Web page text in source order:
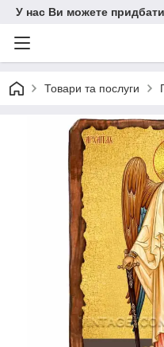
У нас Ви можете
Товари та послуги